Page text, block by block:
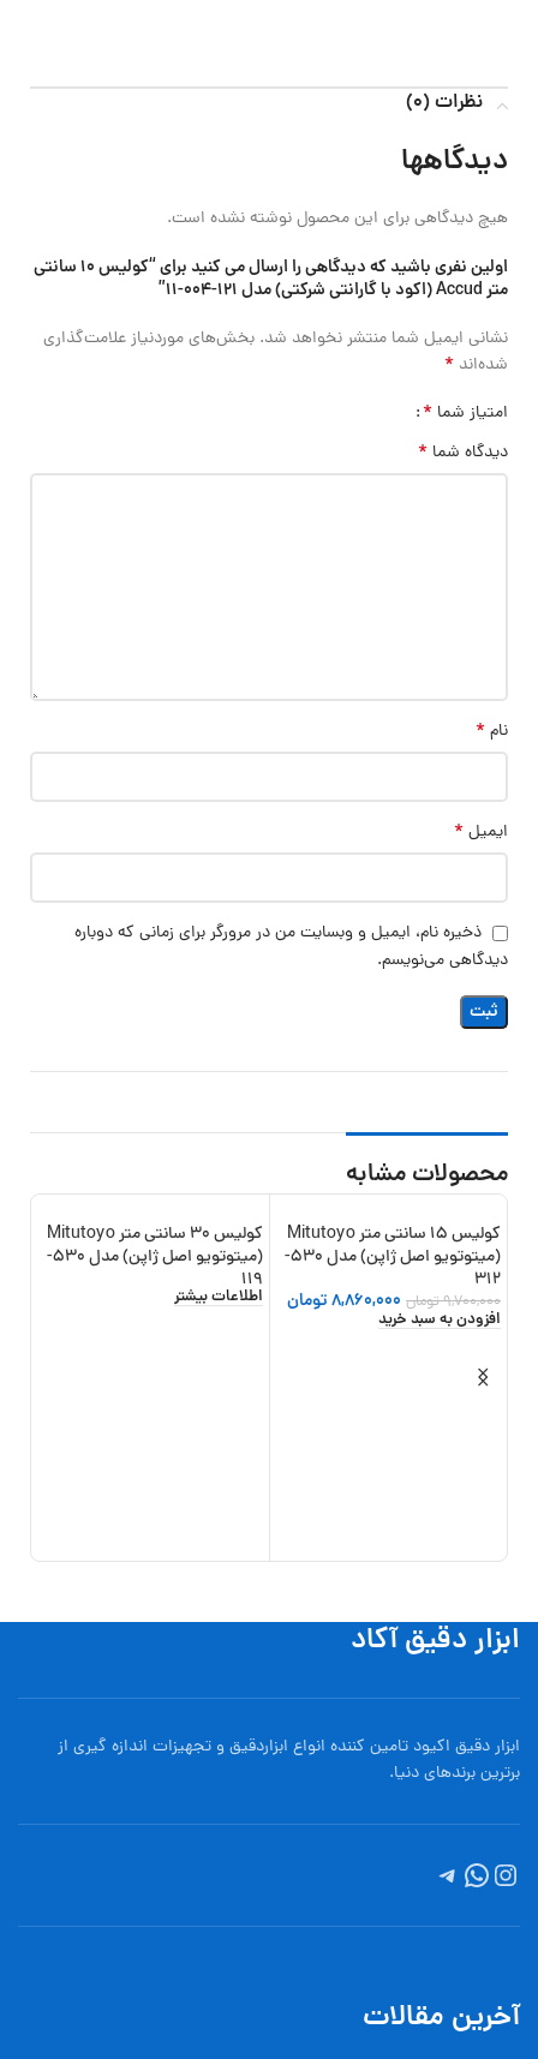
نظرات (0)
دیدگاهها
هیچ دیدگاهی برای این محصول نوشته نشده است.
اولین نفری باشید که دیدگاهی را ارسال می کنید برای “کولیس 10 سانتی
متر Accud (اکود با گارانتی شرکتی) مدل 121-004-11”
نشانی ایمیل شما منتشر نخواهد شد. بخش‌های موردنیاز علامت‌گذاری
شده‌اند *
امتیاز شما *
دیدگاه شما *
نام *
ایمیل *
ذخیره نام، ایمیل و وبسایت من در مرورگر برای زمانی که دوباره
دیدگاهی می‌نویسم.
محصولات مشابه
-9%
کولیس 15 سانتی متر Mitutoyo
(میتوتویو اصل ژاپن) مدل 530-
312
9,700,000تومان 8,860,000تومان
افزودن به سبد خرید
کولیس 30 سانتی متر Mitutoyo
(میتوتویو اصل ژاپن) مدل 530-
119
اطلاعات بیشتر
ابزار دقیق آکاد
ابزار دقیق اکیود تامین کننده انواع ابزاردقيق و تجهيزات اندازه گیری از
برترین برندهای دنیا.
آخرین مقالات